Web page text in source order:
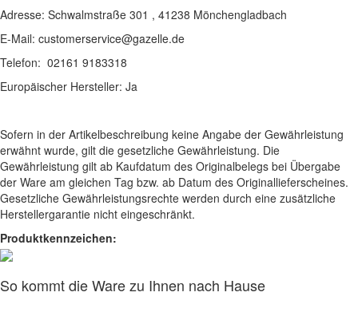
Adresse: Schwalmstraße 301 , 41238 Mönchengladbach
E-Mail: customerservice@gazelle.de
Telefon: 02161 9183318
Europäischer Hersteller: Ja
Sofern in der Artikelbeschreibung keine Angabe der Gewährleistung
erwähnt wurde, gilt die gesetzliche Gewährleistung. Die
Gewährleistung gilt ab Kaufdatum des Originalbelegs bei Übergabe
der Ware am gleichen Tag bzw. ab Datum des Originallieferscheines.
Gesetzliche Gewährleistungsrechte werden durch eine zusätzliche
Herstellergarantie nicht eingeschränkt.
Produktkennzeichen:
So kommt die Ware zu Ihnen nach Hause